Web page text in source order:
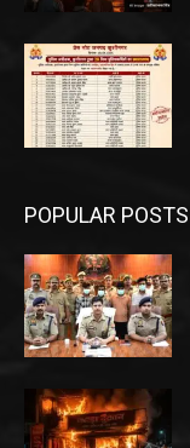
POPULAR POSTS